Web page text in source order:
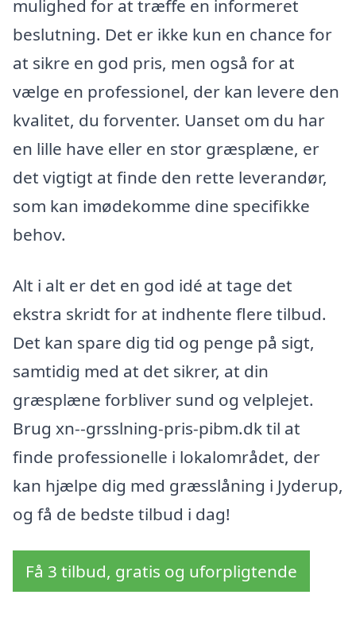
mulighed for at træffe en informeret
beslutning. Det er ikke kun en chance for
at sikre en god pris, men også for at
vælge en professionel, der kan levere den
kvalitet, du forventer. Uanset om du har
en lille have eller en stor græsplæne, er
det vigtigt at finde den rette leverandør,
som kan imødekomme dine specifikke
behov.
Alt i alt er det en god idé at tage det
ekstra skridt for at indhente flere tilbud.
Det kan spare dig tid og penge på sigt,
samtidig med at det sikrer, at din
græsplæne forbliver sund og velplejet.
Brug xn--grsslning-pris-pibm.dk til at
finde professionelle i lokalområdet, der
kan hjælpe dig med græsslåning i Jyderup,
og få de bedste tilbud i dag!
Få 3 tilbud, gratis og uforpligtende